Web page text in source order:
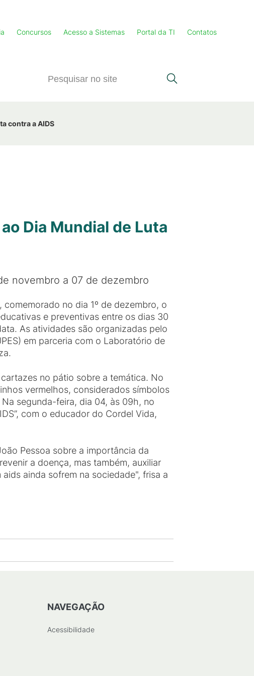
Concursos Acesso a Sistemas Portal da TI Contatos
contra a AIDS
Dia Mundial de Luta
novembro a 07 de dezembro
comemorado no dia 1º de dezembro, o
e preventivas entre os dias 30
As atividades são organizadas pelo
em parceria com o Laboratório de
no pátio sobre a temática. No
vermelhos, considerados símbolos
segunda-feira, dia 04, às 09h, no
com o educador do Cordel Vida,
Pessoa sobre a importância da
a doença, mas também, auxiliar
ainda sofrem na sociedade", frisa a
NAVEGAÇÃO
Acessibilidade